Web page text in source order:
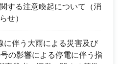
する注意喚起について（消
せ）
に伴う大雨による災害及び
の影響による停電に伴う指